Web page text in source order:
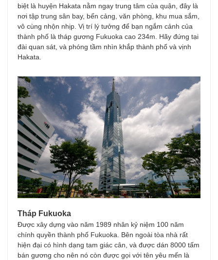
biệt là huyện Hakata nằm ngay trung tâm của quận, đây là
nơi tập trung sân bay, bến cảng, văn phòng, khu mua sắm,
vô cùng nhộn nhịp. Vị trí lý tưởng để bạn ngắm cảnh của
thành phố là tháp gương Fukuoka cao 234m. Hãy đứng tại
đài quan sát, và phóng tầm nhìn khắp thành phố và vịnh
Hakata.
Tháp Fukuoka
Được xây dựng vào năm 1989 nhân kỷ niệm 100 năm
chính quyền thành phố Fukuoka. Bên ngoài tòa nhà rất
hiện đại có hình dạng tam giác cân, và được dán 8000 tấm
bán gương cho nên nó còn được gọi với tên yêu mến là